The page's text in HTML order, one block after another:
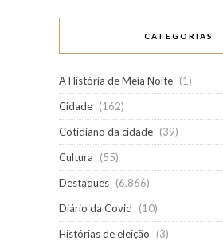
CATEGORIAS
A História de Meia Noite (1)
Cidade (162)
Cotidiano da cidade (39)
Cultura
(55)
Destaques (6.866)
Diário da Covid
(10)
Histórias de eleição
(3)